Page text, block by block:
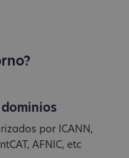
dominios
por ICANN,
AFNIC, etc